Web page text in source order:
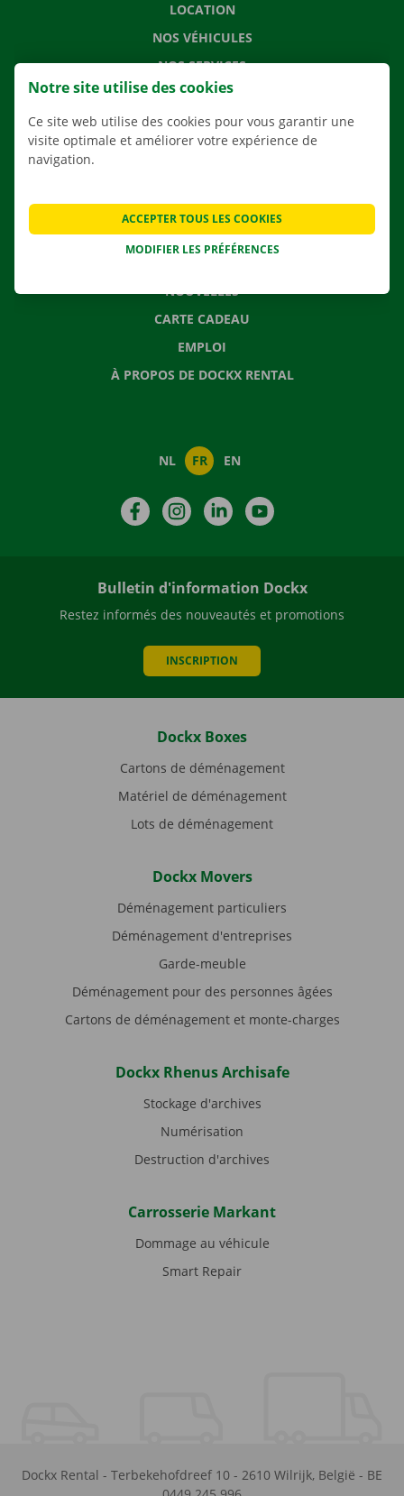
LOCATION
NOS VÉHICULES
NOS SERVICES
AGENCES
APPLI
SOLUTIONS DE DÉMÉNAGEMENT
CONTACTEZ NOUS
NOUVELLES
CARTE CADEAU
EMPLOI
À PROPOS DE DOCKX RENTAL
NL FR EN
FacebookInstagramLinkedIn
Bulletin d'information Dockx
Restez informés des nouveautés et promotions
INSCRIPTION
Dockx Boxes
Cartons de déménagement
Matériel de déménagement
Lots de déménagement
Dockx Movers
Déménagement particuliers
Déménagement d'entreprises
Garde-meuble
Déménagement pour des personnes âgées
Cartons de déménagement et monte-charges
Dockx Rhenus Archisafe
Stockage d'archives
Numérisation
Destruction d'archives
Carrosserie Markant
Dommage au véhicule
Smart Repair
Dockx Rental - Terbekehofdreef 10 - 2610 Wilrijk, België - BE
Notre site utilise des cookies
Ce site web utilise des cookies pour vous garantir une
visite optimale et améliorer votre expérience de
navigation.
MODIFIER LES PRÉFÉRENCES
ACCEPTER TOUS LES COOKIES